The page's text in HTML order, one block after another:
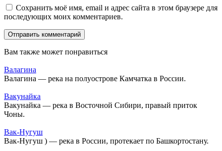
Сохранить моё имя, email и адрес сайта в этом браузере для
последующих моих комментариев.
Вам также может понравиться
Валагина
Валагина — река на полуострове Камчатка в России.
Вакунайка
Вакунайка — река в Восточной Сибири, правый приток
Чоны.
Вак-Нугуш
Вак-Нугуш ) — река в России, протекает по Башкортостану.